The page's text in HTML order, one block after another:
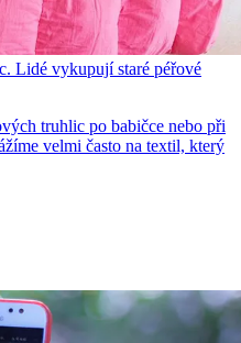
Lidé vykupují staré péřové
truhlic po babičce nebo při
velmi často na textil, který